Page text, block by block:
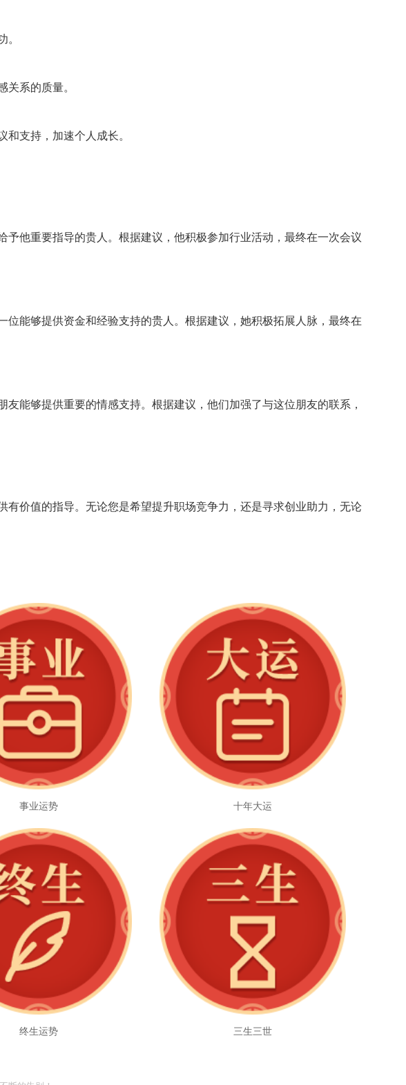
。
关系的质量。
和支持， 加速个人成长。
予他重要指导的贵人。 根据建议， 他积极参加行业活动， 最终在一次会议
位能够提供资金和经验支持的贵人。 根据建议， 她积极拓展人脉， 最终在
友能够提供重要的情感支持。 根据建议， 他们加强了与这位朋友的联系，
有价值的指导。 无论您是希望提升职场竞争力， 还是寻求创业助力， 无论
事业运势 十年大运
终生运势 三生三世